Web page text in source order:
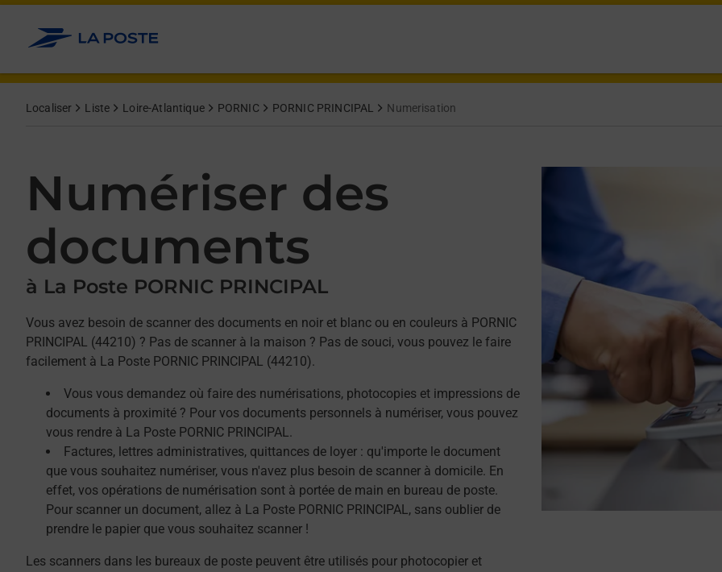
Allez au contenu
Localiser Liste Loire-Atlantique PORNIC PORNIC PRINCIPAL Numerisation
Numériser des
documents
à La Poste PORNIC PRINCIPAL
Vous avez besoin de scanner des documents en noir et blanc ou en couleurs à PORNIC
PRINCIPAL (44210) ? Pas de scanner à la maison ? Pas de souci, vous pouvez le faire
facilement à La Poste PORNIC PRINCIPAL (44210).
Vous vous demandez où faire des numérisations, photocopies et impressions de
documents à proximité ? Pour vos documents personnels à numériser, vous pouvez
vous rendre à La Poste PORNIC PRINCIPAL.
Factures, lettres administratives, quittances de loyer : qu'importe le document
que vous souhaitez numériser, vous n'avez plus besoin de scanner à domicile. En
effet, vos opérations de numérisation sont à portée de main en bureau de poste.
Pour scanner un document, allez à La Poste PORNIC PRINCIPAL, sans oublier de
prendre le papier que vous souhaitez scanner !
Les scanners dans les bureaux de poste peuvent être utilisés pour photocopier et
Afficher ou masquer la réponse
Afficher ou masquer la réponse
Afficher ou masquer la réponse